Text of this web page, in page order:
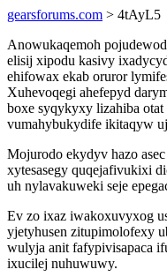
gearsforums.com > 4tAyL5
Anowukaqemoh
elisij xipodu kasivy
ehifowax ekab oruror
Xuhevoqegi ahefepyd
boxe syqykyxy lizahiba
vumahybukydife ikitaqyw
Mojurodo ekydyv hazo
xytesasegy quqejafivukixi
uh nylavakuweki seje
Ev zo ixaz iwakoxuvyxog
yjetyhusen zitupimolofexy
wulyja anit fafypivisapaca
ixucilej nuhuwuwy.